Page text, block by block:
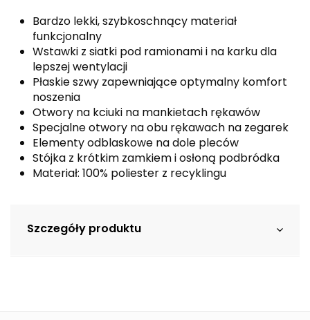
Bardzo lekki, szybkoschnący materiał
funkcjonalny
Wstawki z siatki pod ramionami i na karku dla
lepszej wentylacji
Płaskie szwy zapewniające optymalny komfort
noszenia
Otwory na kciuki na mankietach rękawów
Specjalne otwory na obu rękawach na zegarek
Elementy odblaskowe na dole pleców
Stójka z krótkim zamkiem i osłoną podbródka
Materiał: 100% poliester z recyklingu
Szczegóły produktu